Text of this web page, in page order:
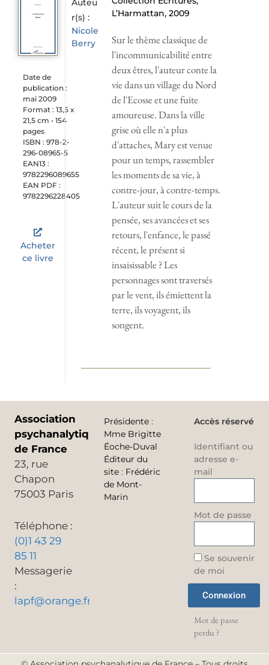
Date de
publication :
mai 2009
Format : 13,5 x
21,5 cm • 154
pages
ISBN : 978-2-
296-08965-5
EAN13 :
9782296089655
EAN PDF :
9782296228405
Acheter
ce livre
Auteu
r(s) :
Nicole
Berry
L’Harmattan, 2009
Sur le thème classique de
l'incommunicabilité entre
deux êtres, l'auteur conte la
vie dans un village du Nord
de l'Ecosse et une fuite
amoureuse. Dans la ville
grise où elle n'a plus
d'attaches, Mary est venue
pour un temps, rassembler
les moments de sa vie, à
contre-jour, à contre-temps.
L'auteur suit le cours de la
pensée, ses avancées et ses
retours, l'enfance, le passé
récent, le présent si
insaisissable ? Les
personnages sont traversés
par le vent, ils émiettent la
terre, ils voyagent, ils
songent.
Association
psychanalytique
de France
23, rue
Chapon
75003 Paris
Téléphone :
(0)1 43 29
85 11
Messagerie
:
lapf@orange.fr
Présidente :
Mme Brigitte
Éoche-Duval
Éditeur du
site : Frédéric
de Mont-
Marin
Accès réservé
Identifiant ou
adresse e-
mail
Mot de passe
Se souvenir
de moi
Connexion
Mot de passe
perdu ?